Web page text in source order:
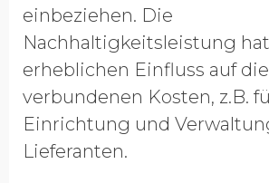
einbeziehen. Die
Nachhaltigkeitsleistung
erheblichen Einfluss auf
verbundenen Kosten, z.B.
Einrichtung und
Lieferanten.